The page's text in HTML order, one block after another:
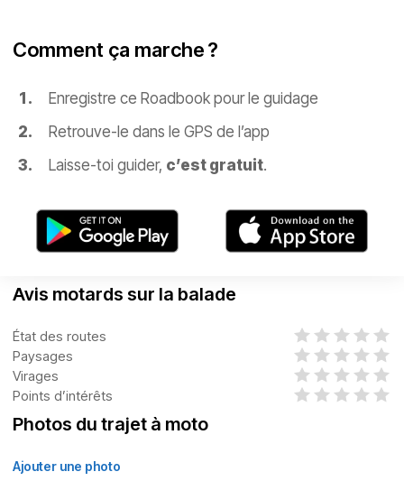
Comment ça marche ?
Enregistre ce Roadbook pour le guidage
Retrouve-le dans le GPS de l’app
Laisse-toi guider, c’est gratuit.
Avis motards sur la balade
État des routes
Paysages
Virages
Points d’intérêts
Photos du trajet à moto
Ajouter une photo